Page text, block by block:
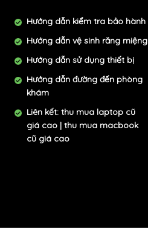
Hướng dẫn kiểm tra bảo hành
Hướng dẫn vệ sinh răng miệng
Hướng dẫn sử dụng thiết bị
Hướng dẫn đường đến phòng
khám
Liên kết: thu mua laptop cũ
giá cao| thu mua macbook
cũ giá cao